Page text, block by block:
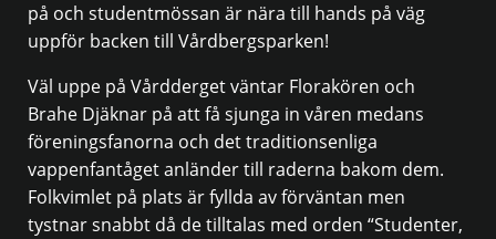
på och studentmössan är nära till hands på väg
uppför backen till Vårdbergsparken!
Väl uppe på Vårdderget väntar Florakören och
Brahe Djäknar på att få sjunga in våren medans
föreningsfanorna och det traditionsenliga
vappenfantåget anländer till raderna bakom dem.
Folkvimlet på plats är fyllda av förväntan men
tystnar snabbt då de tilltalas med orden “Studenter,